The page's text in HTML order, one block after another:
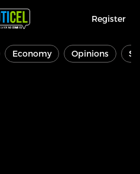
Register
Economy Opinions